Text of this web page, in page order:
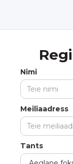
Nimi
Meiliaadress
Tants